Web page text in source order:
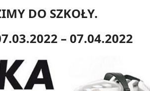
DO SZKOŁY.
– 07.04.2022